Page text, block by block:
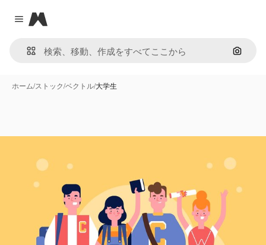
Close menu
Magnific
画像で
ホーム/ストック/ベクトル/大学生